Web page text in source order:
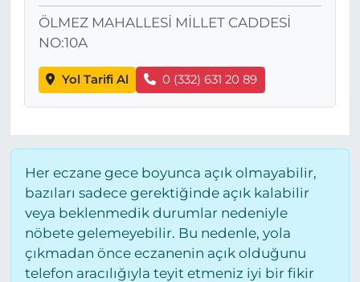
ÖLMEZ MAHALLESİ MİLLET CADDESİ
NO:10A
Yol Tarifi Al 0 (332) 631 20 89
Her eczane gece boyunca açık olmayabilir,
bazıları sadece gerektiğinde açık kalabilir
veya beklenmedik durumlar nedeniyle
nöbete gelemeyebilir. Bu nedenle, yola
çıkmadan önce eczanenin açık olduğunu
telefon aracılığıyla teyit etmeniz iyi bir fikir